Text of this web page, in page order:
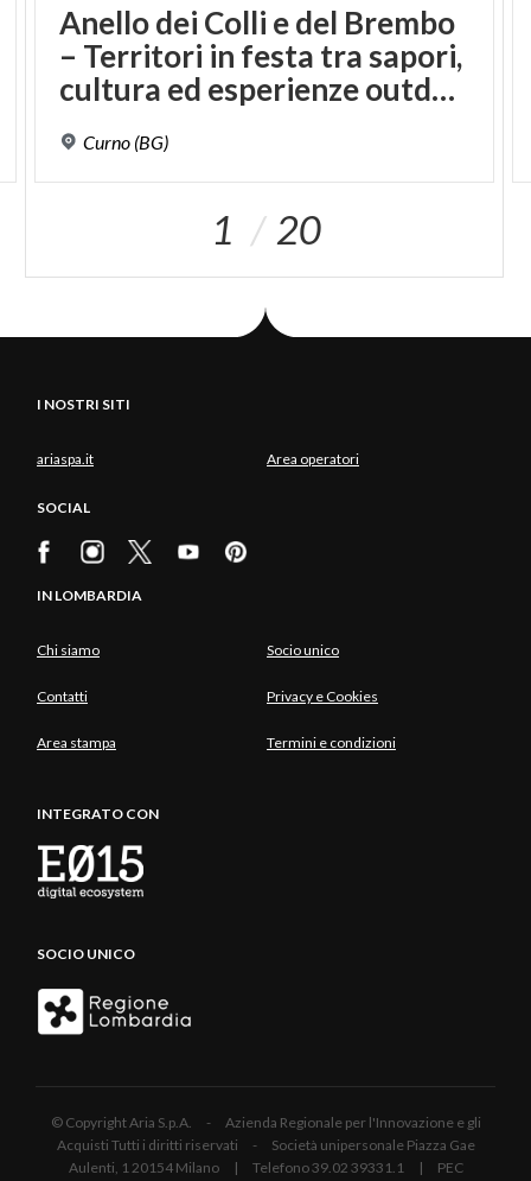
Anello dei Colli e del Brembo
– Territori in festa tra sapori,
cultura ed esperienze outdoor
Curno (BG)
1 20
I NOSTRI SITI
ariaspa.it Area operatori
SOCIAL
IN LOMBARDIA
Chi siamo Socio unico
Contatti Privacy e Cookies
Area stampa Termini e condizioni
INTEGRATO CON
SOCIO UNICO
© Copyright Aria S.p.A. - Azienda Regionale per l'Innovazione e gli
Acquisti Tutti i diritti riservati - Società unipersonale Piazza Gae
Aulenti, 1 20154 Milano | Telefono 39.02 39331.1 | PEC